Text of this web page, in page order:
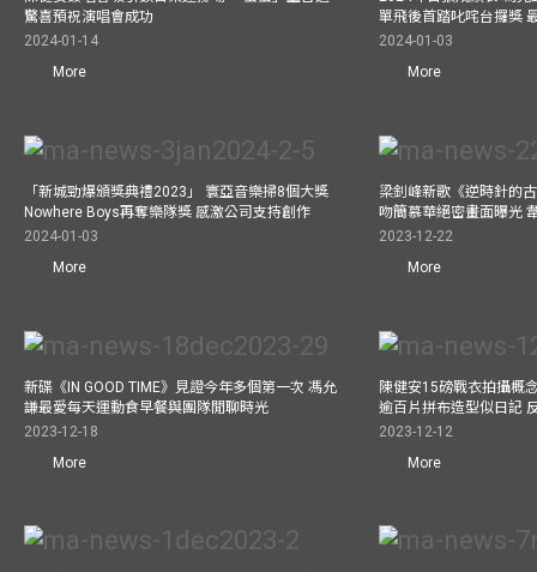
驚喜預祝演唱會成功
2024-01-14
More
單飛後首踏叱咤台攞獎
2024-01-03
More
「新城勁爆頒獎典禮2023」 寰亞音樂掃8個大獎
Nowhere Boys再奪樂隊獎 感激公司支持創作
2024-01-03
More
梁釗峰新歌《逆時針的
吻簡慕華絕密畫面曝光
2023-12-22
More
新碟《IN GOOD TIME》見證今年多個第一次 馮允
謙最愛每天運動食早餐與團隊閒聊時光
2023-12-18
More
陳健安15磅戰衣拍攝概
逾百片拼布造型似日記
2023-12-12
More